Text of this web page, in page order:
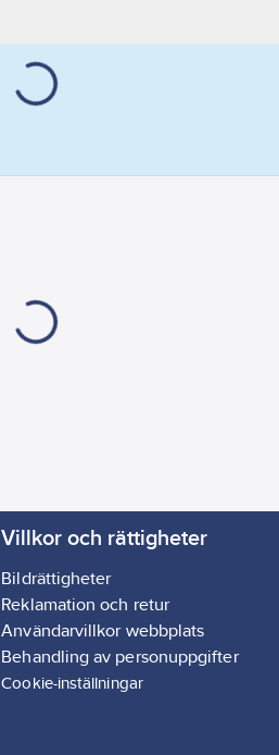
Villkor och rättigheter
Bildrättigheter
Reklamation och retur
Användarvillkor webbplats
Behandling av personuppgifter
Cookie-inställningar